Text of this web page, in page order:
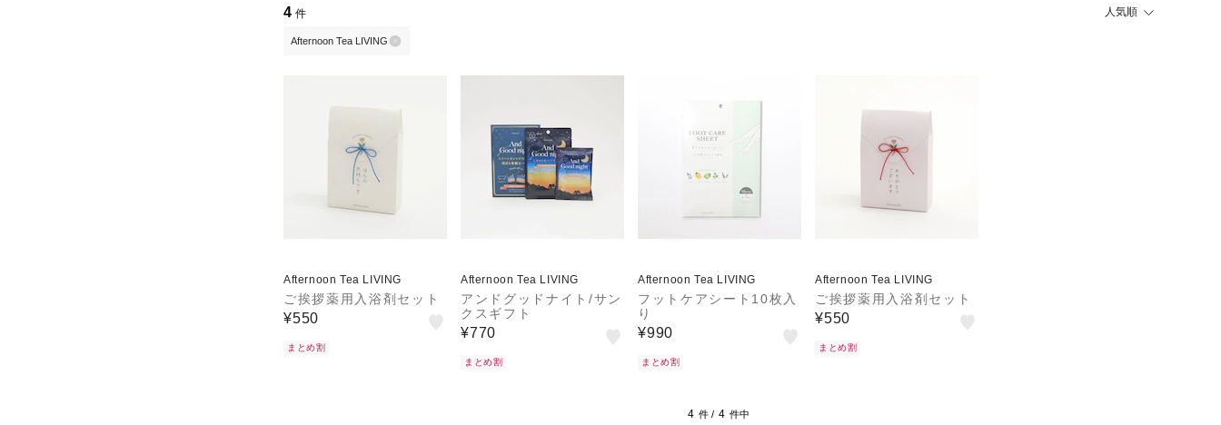
4 件 人気順
Afternoon Tea LIVING
Afternoon Tea LIVING
ご挨拶薬用入浴剤セット
¥550
まとめ割
Afternoon Tea LIVING
アンドグッドナイト/サン
クスギフト
¥770
まとめ割
Afternoon Tea LIVING
フットケアシート10枚入
り
¥990
まとめ割
Afternoon Tea LIVING
ご挨拶薬用入浴剤セット
¥550
まとめ割
4 件 / 4 件中